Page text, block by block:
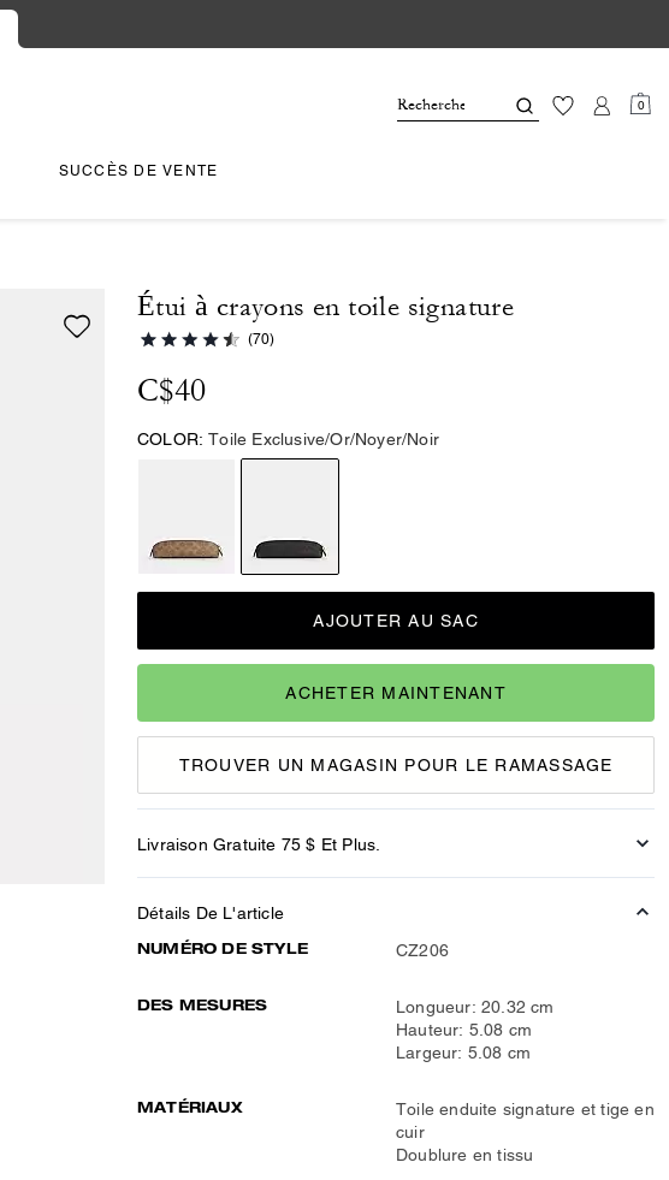
0
SUCCÈS DE VENTE
Étui à crayons en toile signature
(70)
C$40
COLOR: Toile Exclusive/Or/Noyer/Noir
AJOUTER AU SAC
ACHETER MAINTENANT
TROUVER UN MAGASIN POUR LE RAMASSAGE
Livraison Gratuite 75 $ Et Plus.
Détails De L'article
NUMÉRO DE STYLE CZ206
DES MESURES
Longueur: 20.32 cm
Hauteur: 5.08 cm
Largeur: 5.08 cm
MATÉRIAUX
Toile enduite signature et tige en
cuir
Doublure en tissu